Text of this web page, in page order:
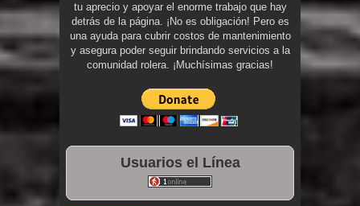
tu aprecio y apoyar el enorme trabajo que hay
detrás de la página. ¡No es obligación! Pero es
una ayuda para cubrir costos de mantenimiento
y asegura poder seguir brindando servicios a la
comunidad rolera. ¡Muchísimas gracias!
Usuarios el Línea